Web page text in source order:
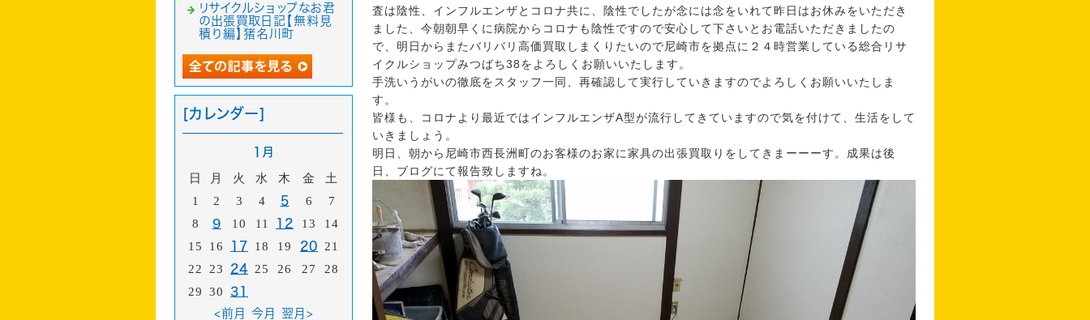
査は陰性、インフルエンザとコロナ共に、陰性でしたが念には念をいれて昨日はお休みをいただき
ました、今朝朝早くに病院からコロナも陰性ですので安心して下さいとお電話いただきましたの
で、明日からまたバリバリ高価買取しまくりたいので尼崎市を拠点に２４時営業している総合リサ
イクルショップみつばち38をよろしくお願いいたします。
手洗いうがいの徹底をスタッフ一同、再確認して実行していきますのでよろしくお願いいたしま
す。
皆様も、コロナより最近ではインフルエンザA型が流行してきていますので気を付けて、生活をして
いきましょう。
明日、朝から尼崎市西長洲町のお客様のお家に家具の出張買取りをしてきまーーーす。成果は後
日、ブログにて報告致しますね。
リサイクルショップなお君
の出張買取日記【無料見
積り編】猪名川町
[カレンダー]
1月
日 月 火 水 木 金
土
1
2 3 4 5 6
7
8
9 10 11 12 13
14
15
16 17 18 19 20
21
22
23 24 25 26 27
28
29
30
31
<前月
今月 翌月>